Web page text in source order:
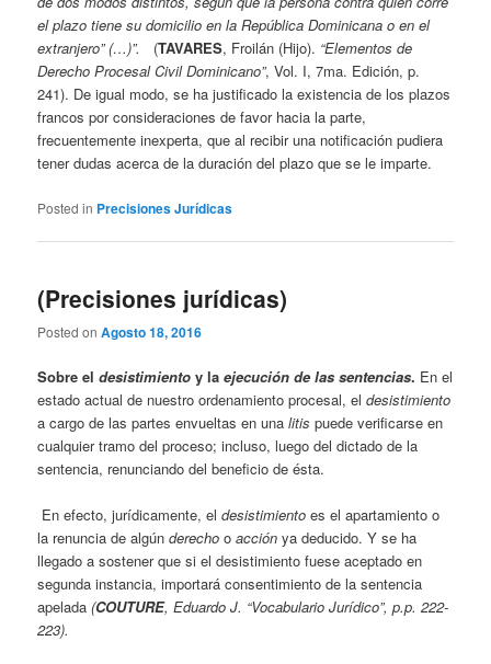
el plazo tiene su domicilio en la República Dominicana o en el
extranjero” (…)”.
(TAVARES, Froilán (Hijo). “Elementos de
Derecho Procesal Civil Dominicano”, Vol. I, 7ma. Edición, p.
241). De igual modo, se ha justificado la existencia de los plazos
francos por consideraciones de favor hacia la parte,
frecuentemente inexperta, que al recibir una notificación pudiera
tener dudas acerca de la duración del plazo que se le imparte.
Posted in Precisiones Jurídicas
(Precisiones jurídicas)
Posted onAgosto 18, 2016
Sobre eldesistimiento y laejecución de las sentencias. En el
estado actual de nuestro ordenamiento procesal, eldesistimiento
a cargo de las partes envueltas en unalitis puede verificarse en
cualquier tramo del proceso; incluso, luego del dictado de la
sentencia, renunciando del beneficio de ésta.
En efecto, jurídicamente, eldesistimiento es el apartamiento o
la renuncia de algúnderecho oacción ya deducido. Y se ha
llegado a sostener que si el desistimiento fuese aceptado en
segunda instancia, importará consentimiento de la sentencia
apelada(COUTURE, Eduardo J. “Vocabulario Jurídico”, p.p. 222-
223).